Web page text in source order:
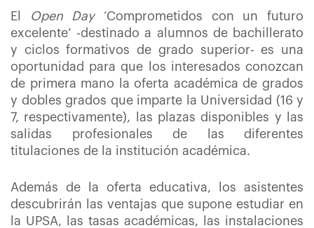
El Open Day ‘Comprometidos con un futuro
excelente’ -destinado a alumnos de bachillerato
y ciclos formativos de grado superior- es una
oportunidad para que los interesados conozcan
de primera mano la oferta académica de grados
y dobles grados que imparte la Universidad (16 y
7, respectivamente), las plazas disponibles y las
salidas profesionales de las diferentes
titulaciones de la institución académica.
Además de la oferta educativa, los asistentes
descubrirán las ventajas que supone estudiar en
la UPSA, las tasas académicas, las instalaciones